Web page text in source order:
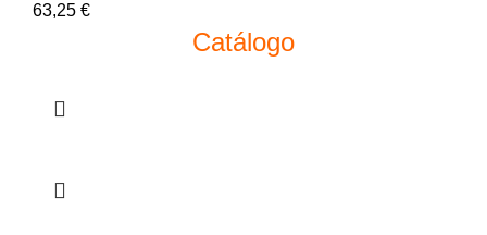
63,25 €
Catálogo